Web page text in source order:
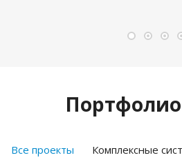
Все проекты Комплексные